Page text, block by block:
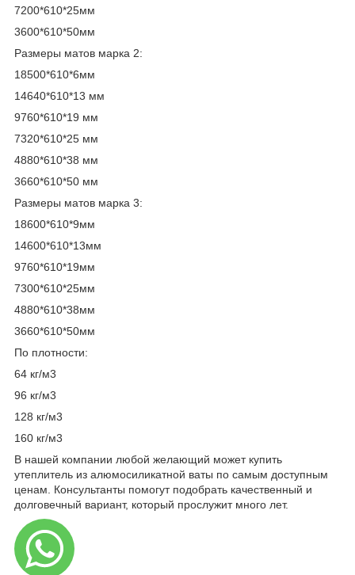
7200*610*25мм
3600*610*50мм
Размеры матов марка 2:
18500*610*6мм
14640*610*13 мм
9760*610*19 мм
7320*610*25 мм
4880*610*38 мм
3660*610*50 мм
Размеры матов марка 3:
18600*610*9мм
14600*610*13мм
9760*610*19мм
7300*610*25мм
4880*610*38мм
3660*610*50мм
По плотности:
64 кг/м3
96 кг/м3
128 кг/м3
160 кг/м3
В нашей компании любой желающий может купить
утеплитель из алюмосиликатной ваты по самым доступным
ценам. Консультанты помогут подобрать качественный и
долговечный вариант, который прослужит много лет.